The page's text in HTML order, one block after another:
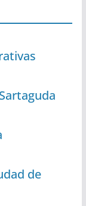
de